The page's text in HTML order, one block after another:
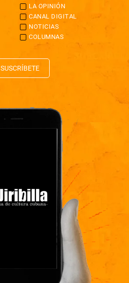
LA OPINIÓN
CANAL DIGITAL
NOTICIAS
COLUMNAS
SUSCRÍBETE